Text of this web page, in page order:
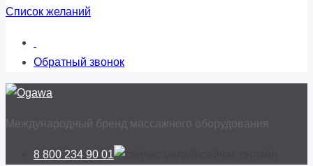
Список желаний
Обратный звонок
Международный бренд массажного оборудования
8 800 234 90 01